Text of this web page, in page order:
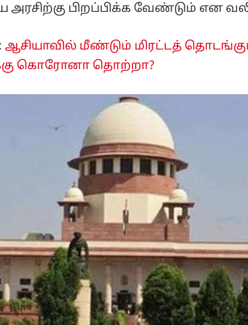
பிறப்பிக்க வேண்டும் என
ஆசியாவில் மீண்டும் மிரட்டத்
கொரோனா தொற்றா?